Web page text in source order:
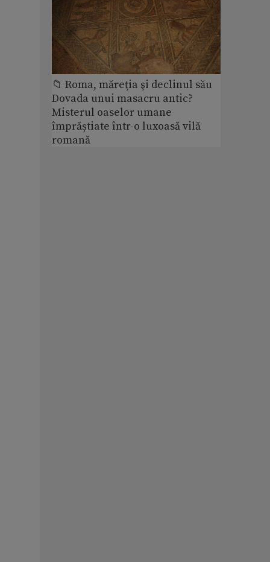
📁 Roma, măreţia şi declinul său
Dovada unui masacru antic?
Misterul oaselor umane
împrăștiate într-o luxoasă vilă
romană